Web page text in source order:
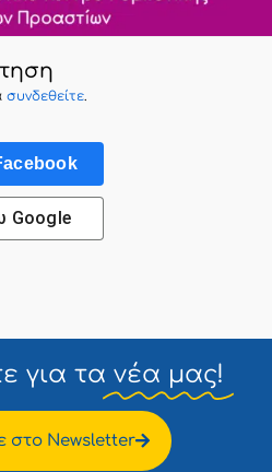
συνδεθείτε.
Google
για τα νέα μας!
στο Newsletter